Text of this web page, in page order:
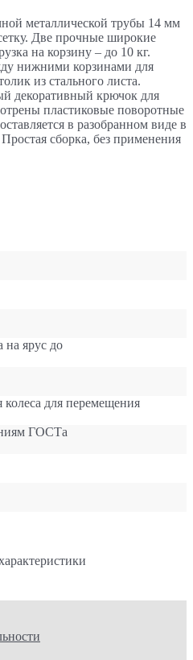
металлической трубы 14 мм
Две прочные широкие
на корзину – до 10 кг.
нижними корзинами для
из стального листа.
декоративный крючок для
пластиковые поворотные
в разобранном виде в
сборка, без применения
на ярус до
для перемещения
ГОСТа